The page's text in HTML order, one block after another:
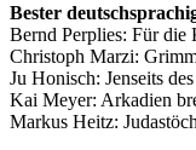
Bester
Bernd Perplies: Für
Christoph Marzi:
Ju Honisch: Jenseits
Kai Meyer: Arkadien
Markus Heitz: